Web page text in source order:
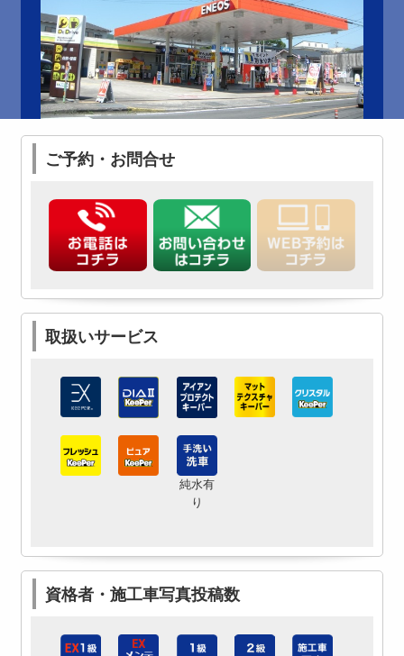
ご予約・お問合せ
取扱いサービス
純水有
り
資格者・施工車写真投稿数